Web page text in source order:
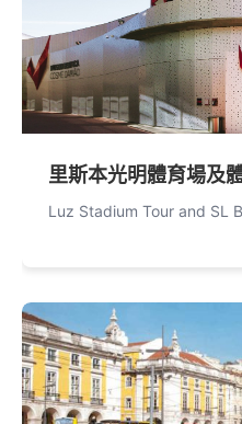
里斯本光明體育場及
Luz Stadium Tour and SL